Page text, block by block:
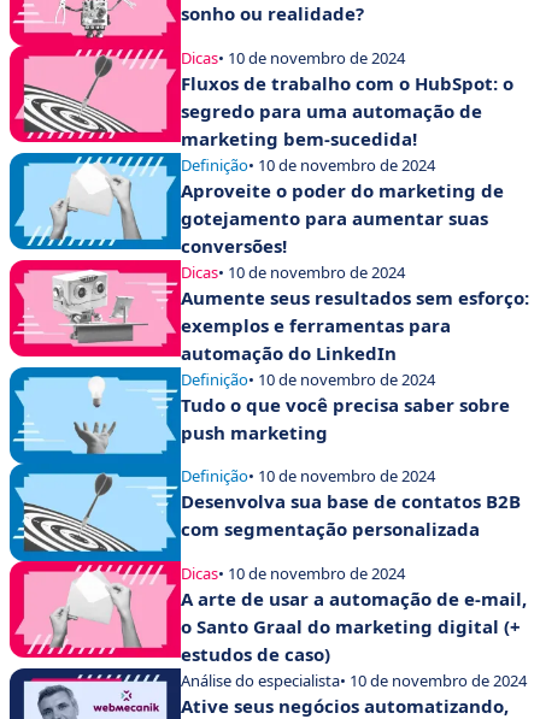
sonho ou realidade?
Dicas• 10 de novembro de 2024
Fluxos de trabalho com o HubSpot: o
segredo para uma automação de
marketing bem-sucedida!
Definição• 10 de novembro de 2024
Aproveite o poder do marketing de
gotejamento para aumentar suas
conversões!
Dicas• 10 de novembro de 2024
Aumente seus resultados sem esforço:
exemplos e ferramentas para
automação do LinkedIn
Definição• 10 de novembro de 2024
Tudo o que você precisa saber sobre
push marketing
Definição• 10 de novembro de 2024
Desenvolva sua base de contatos B2B
com segmentação personalizada
Dicas• 10 de novembro de 2024
A arte de usar a automação de e-mail,
o Santo Graal do marketing digital (+
estudos de caso)
Análise do especialista• 10 de novembro de 2024
Ative seus negócios automatizando,